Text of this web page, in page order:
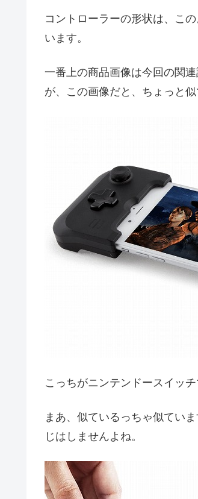
コントローラーの形状は、こ
います。
一番上の商品画像は今回の関
が、この画像だと、ちょっと似
こっちがニンテンドースイッチ
まあ、似ているっちゃ似てい
じはしませんよね。